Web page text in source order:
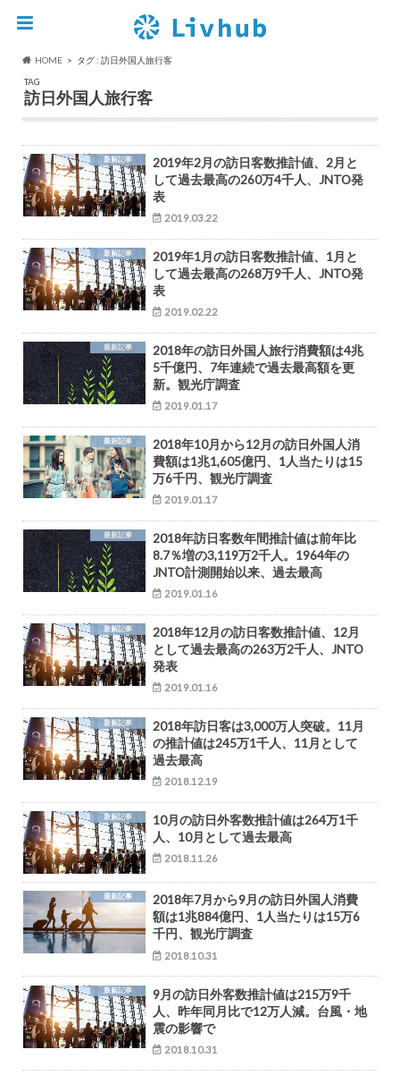
HOME
タグ : 訪日外国人旅行客
TAG
訪日外国人旅行客
最新記事
2019年2月の訪日客数推計値、2月と
して過去最高の260万4千人、JNTO発
表
2019.03.22
最新記事
2019年1月の訪日客数推計値、1月と
して過去最高の268万9千人、JNTO発
表
2019.02.22
最新記事
2018年の訪日外国人旅行消費額は4兆
5千億円、7年連続で過去最高額を更
新。観光庁調査
2019.01.17
最新記事
2018年10月から12月の訪日外国人消
費額は1兆1,605億円、1人当たりは15
万6千円、観光庁調査
2019.01.17
最新記事
2018年訪日客数年間推計値は前年比
8.7％増の3,119万2千人。1964年の
JNTO計測開始以来、過去最高
2019.01.16
最新記事
2018年12月の訪日客数推計値、12月
として過去最高の263万2千人、JNTO
発表
2019.01.16
最新記事
2018年訪日客は3,000万人突破。11月
の推計値は245万1千人、11月として
過去最高
2018.12.19
最新記事
10月の訪日外客数推計値は264万1千
人、10月として過去最高
2018.11.26
最新記事
2018年7月から9月の訪日外国人消費
額は1兆884億円、1人当たりは15万6
千円、観光庁調査
2018.10.31
最新記事
9月の訪日外客数推計値は215万9千
人、昨年同月比で12万人減。台風・地
震の影響で
2018.10.31